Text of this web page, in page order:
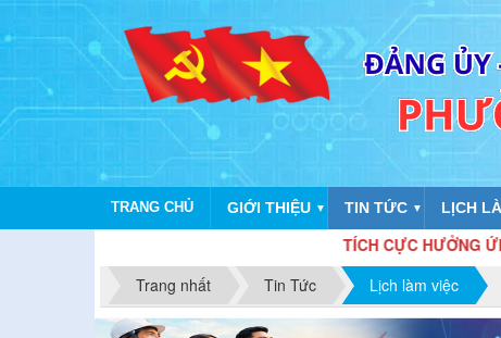
TRANG CHỦ GIỚI THIỆU ▼ TIN TỨC ▼ LỊCH
TÍCH CỰC HƯỞNG ỨNG
Trang nhất
Tin Tức Lịch làm việc